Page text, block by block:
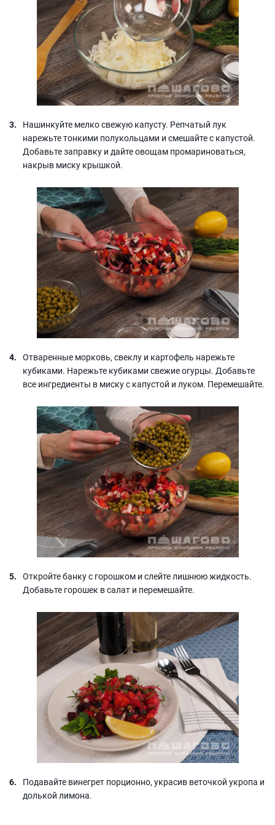
Нашинкуйте мелко свежую капусту. Репчатый лук
нарежьте тонкими полукольцами и смешайте с капустой.
Добавьте заправку и дайте овощам промариноваться,
накрыв миску крышкой.
Отваренные морковь, свеклу и картофель нарежьте
кубиками. Нарежьте кубиками свежие огурцы. Добавьте
все ингредиенты в миску с капустой и луком. Перемешайте.
Откройте банку с горошком и слейте лишнюю жидкость.
Добавьте горошек в салат и перемешайте.
Подавайте винегрет порционно, украсив веточкой укропа и
долькой лимона.